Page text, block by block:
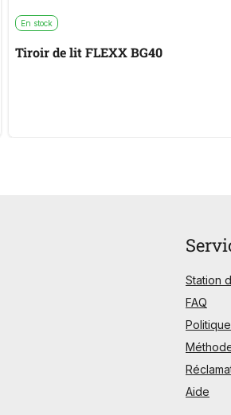
En stock
Tiroir de lit FLEXX BG40
Station
FAQ
Aide